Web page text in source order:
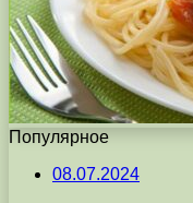
Популярное
08.07.2024